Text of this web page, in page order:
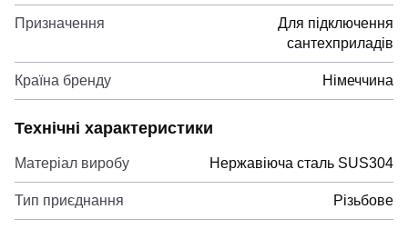
Призначення
Для підключення
сантехприладів
Країна бренду Німеччина
Технічні характеристики
Матеріал виробу Нержавіюча сталь SUS304
Тип приєднання Різьбове